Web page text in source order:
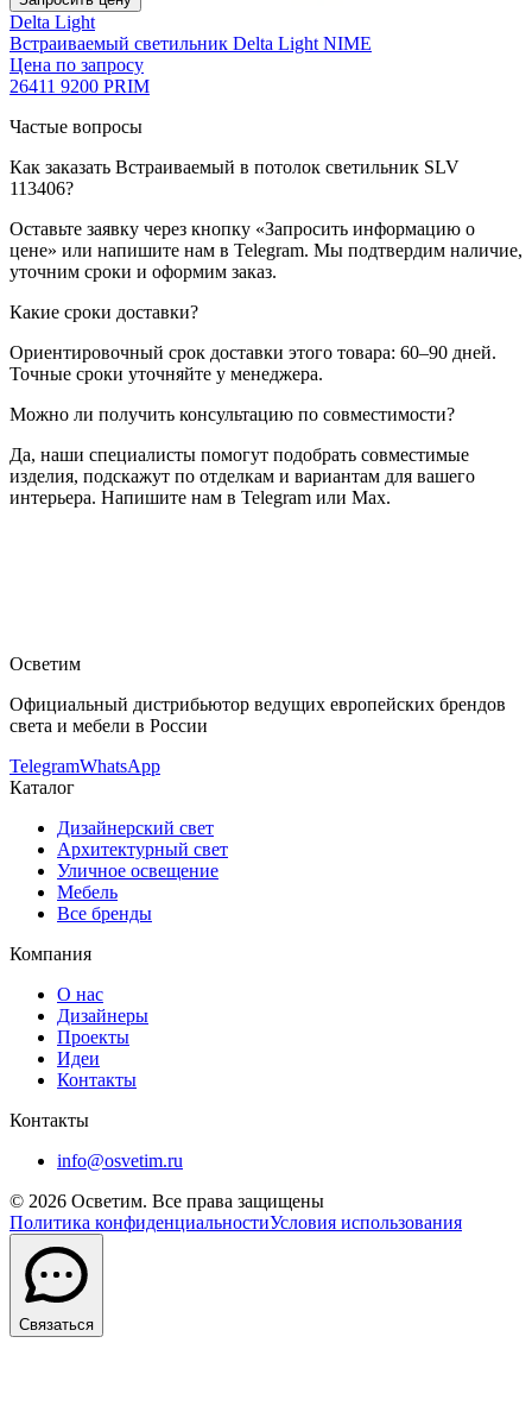
Delta Light
Встраиваемый светильник Delta Light NIME
Цена по запросу
26411 9200 PRIM
Частые вопросы
Как заказать Встраиваемый в потолок светильник SLV
113406?
Оставьте заявку через кнопку «Запросить информацию о
цене» или напишите нам в Telegram. Мы подтвердим наличие,
уточним сроки и оформим заказ.
Какие сроки доставки?
Ориентировочный срок доставки этого товара: 60–90 дней.
Точные сроки уточняйте у менеджера.
Можно ли получить консультацию по совместимости?
Да, наши специалисты помогут подобрать совместимые
изделия, подскажут по отделкам и вариантам для вашего
интерьера. Напишите нам в Telegram или Max.
Осветим
Официальный дистрибьютор ведущих европейских брендов
света и мебели в России
TelegramWhatsApp
Каталог
Дизайнерский свет
Архитектурный свет
Уличное освещение
Мебель
Все бренды
Компания
О нас
Дизайнеры
Проекты
Идеи
Контакты
Контакты
info@osvetim.ru
© 2026 Осветим. Все права защищены
Политика конфиденциальностиУсловия использования
Связаться